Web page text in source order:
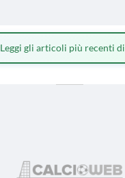
Leggi gli articoli più recenti di